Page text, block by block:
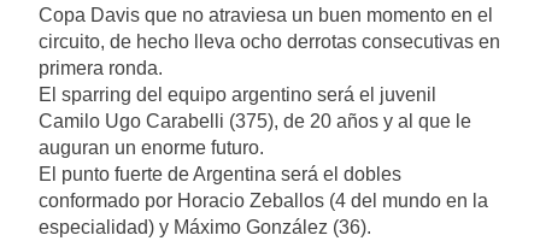
Copa Davis que no atraviesa un buen momento en el
circuito, de hecho lleva ocho derrotas consecutivas en
primera ronda.
El sparring del equipo argentino será el juvenil
Camilo Ugo Carabelli (375), de 20 años y al que le
auguran un enorme futuro.
El punto fuerte de Argentina será el dobles
conformado por Horacio Zeballos (4 del mundo en la
especialidad) y Máximo González (36).